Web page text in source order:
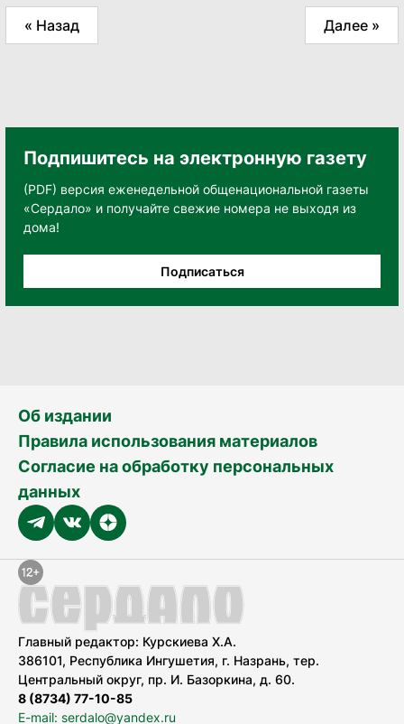
« Назад Далее »
Подпишитесь на электронную газету
(PDF) версия еженедельной общенациональной газеты
«Сердало» и получайте свежие номера не выходя из
дома!
Подписаться
Об издании
Правила использования материалов
Согласие на обработку персональных
данных
Главный редактор: Курскиева Х.А.
386101, Республика Ингушетия, г. Назрань, тер.
Центральный округ, пр. И. Базоркина, д. 60.
8 (8734) 77-10-85
E-mail: serdalo@yandex.ru